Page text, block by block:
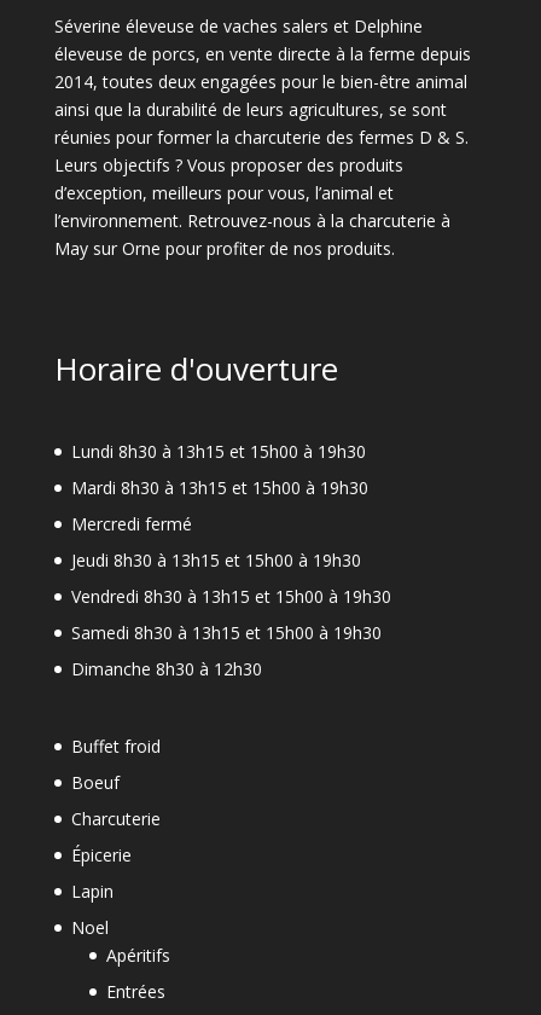
Séverine éleveuse de vaches salers et Delphine
éleveuse de porcs, en vente directe à la ferme depuis
2014, toutes deux engagées pour le bien-être animal
ainsi que la durabilité de leurs agricultures, se sont
réunies pour former la charcuterie des fermes D & S.
Leurs objectifs ? Vous proposer des produits
d’exception, meilleurs pour vous, l’animal et
l’environnement. Retrouvez-nous à la charcuterie à
May sur Orne pour profiter de nos produits.
Horaire d'ouverture
Lundi 8h30 à 13h15 et 15h00 à 19h30
Mardi 8h30 à 13h15 et 15h00 à 19h30
Mercredi fermé
Jeudi 8h30 à 13h15 et 15h00 à 19h30
Vendredi 8h30 à 13h15 et 15h00 à 19h30
Samedi 8h30 à 13h15 et 15h00 à 19h30
Dimanche 8h30 à 12h30
Buffet froid
Boeuf
Charcuterie
Épicerie
Lapin
Noel
Apéritifs
Entrées